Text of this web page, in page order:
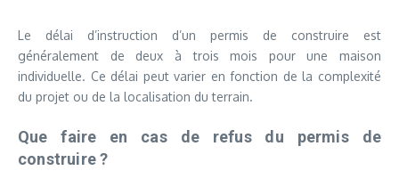
Le délai d’instruction d’un permis de construire est
généralement de deux à trois mois pour une maison
individuelle. Ce délai peut varier en fonction de la complexité
du projet ou de la localisation du terrain.
Que faire en cas de refus du permis de
construire ?